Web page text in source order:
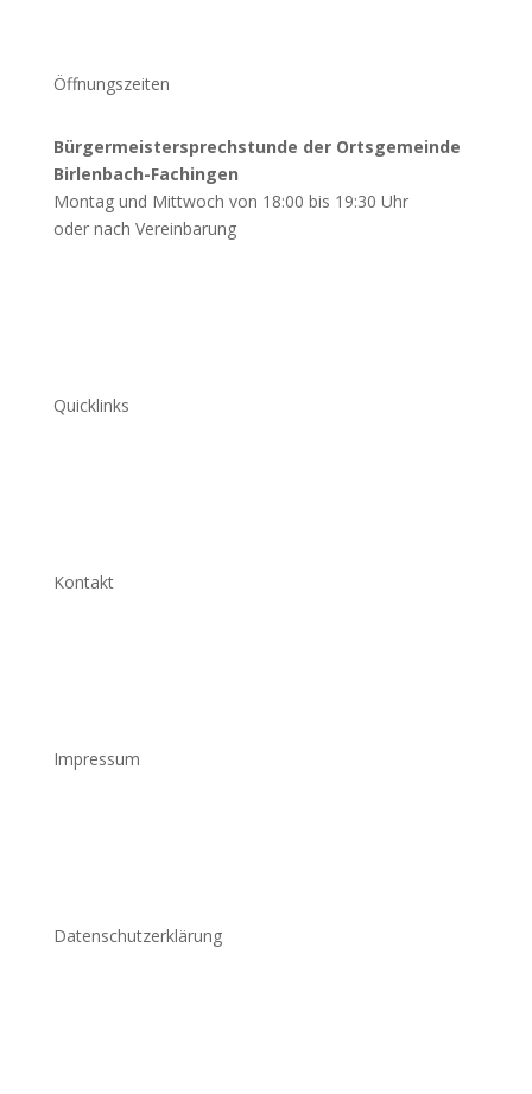
Öffnungszeiten
Bürgermeistersprechstunde der Ortsgemeinde
Birlenbach-Fachingen
Montag und Mittwoch von 18:00 bis 19:30 Uhr
oder nach Vereinbarung
Quicklinks
Kontakt
Impressum
Datenschutzerklärung